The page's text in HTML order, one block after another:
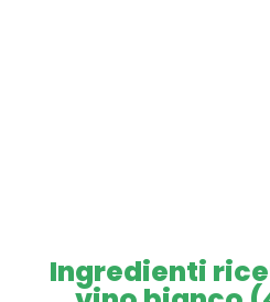
Ingredienti